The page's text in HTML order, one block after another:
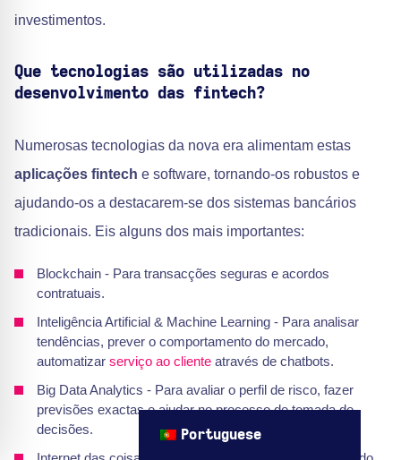
investimentos.
Que tecnologias são utilizadas no
desenvolvimento das fintech?
Numerosas tecnologias da nova era alimentam estas
aplicações fintech e software, tornando-os robustos e
ajudando-os a destacarem-se dos sistemas bancários
tradicionais. Eis alguns dos mais importantes:
Blockchain - Para transacções seguras e acordos
contratuais.
Inteligência Artificial & Machine Learning - Para analisar
tendências, prever o comportamento do mercado,
automatizar serviço ao cliente através de chatbots.
Big Data Analytics - Para avaliar o perfil de risco, fazer
previsões exactas e ajudar no processo de tomada de
decisões.
Portuguese